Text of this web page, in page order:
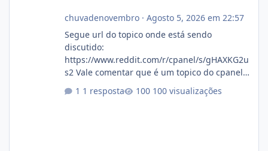
chuvadenovembro· Agosto 5, 2026 em 22:57
Segue url do topico onde está sendo
discutido:
https://www.reddit.com/r/cpanel/s/gHAXKG2u
s2 Vale comentar que é um topico do cpanel...
1 resposta 100 visualizações